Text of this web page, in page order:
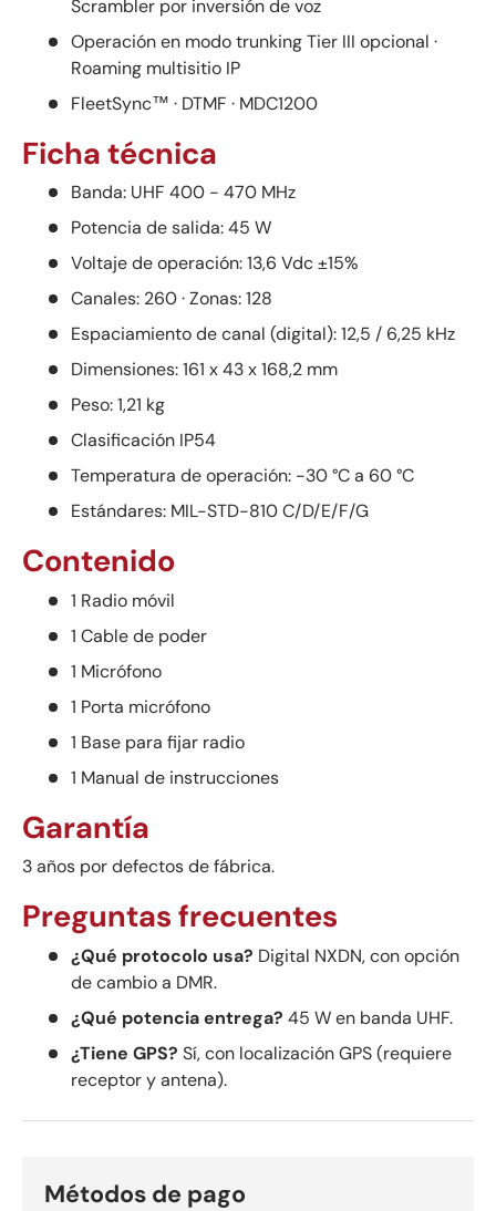
Scrambler por inversión de voz
Operación en modo trunking Tier III opcional ·
Roaming multisitio IP
FleetSync™ · DTMF · MDC1200
Ficha técnica
Banda: UHF 400 - 470 MHz
Potencia de salida: 45 W
Voltaje de operación: 13,6 Vdc ±15%
Canales: 260 · Zonas: 128
Espaciamiento de canal (digital): 12,5 / 6,25 kHz
Dimensiones: 161 x 43 x 168,2 mm
Peso: 1,21 kg
Clasificación IP54
Temperatura de operación: -30 °C a 60 °C
Estándares: MIL-STD-810 C/D/E/F/G
Contenido
1 Radio móvil
1 Cable de poder
1 Micrófono
1 Porta micrófono
1 Base para fijar radio
1 Manual de instrucciones
Garantía
3 años por defectos de fábrica.
Preguntas frecuentes
¿Qué protocolo usa? Digital NXDN, con opción
de cambio a DMR.
¿Qué potencia entrega? 45 W en banda UHF.
¿Tiene GPS? Sí, con localización GPS (requiere
receptor y antena).
Métodos de pago